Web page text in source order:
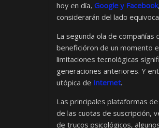
hoy en día, Google y Facebook
considerarán del lado
La segunda ola de
beneficióron de un momento
limitaciones tecnológicas
generaciones anteriores. Y
utópica de Internet.
Las principales plataformas
de las cuotas de suscripción,
de trucos psicológicos,